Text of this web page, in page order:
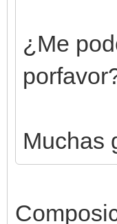
¿Me
Muchas